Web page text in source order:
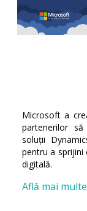
Microsoft a
partenerilor
soluții
pentru a sprijini
digitală.
Află mai multe